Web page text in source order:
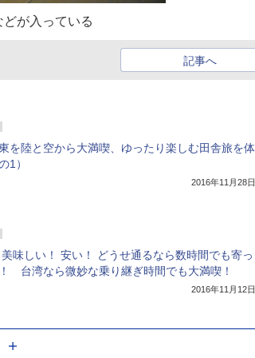
が入っている
記事へ
を陸と空から大満喫、ゆったり楽しむ田舎旅を体
1）
2016年11月28日
味しい！ 安い！ どうせ通るなら数時間でも寄っ
台湾なら微妙な乗り継ぎ時間でも大満喫！
2016年11月12日